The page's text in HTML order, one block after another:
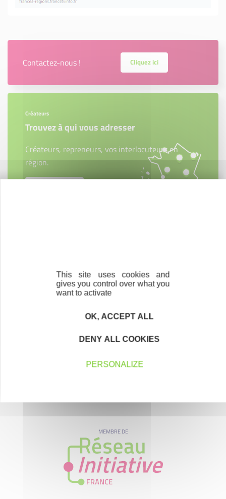
Contactez-nous ! Cliquez ici
Créateurs
Trouvez à qui vous adresser
Créateurs, repreneurs, vos interlocuteurs en
région.
MEMBRE DE
This site uses cookies and
gives you control over what you
want to activate
OK, ACCEPT ALL
DENY ALL COOKIES
PERSONALIZE